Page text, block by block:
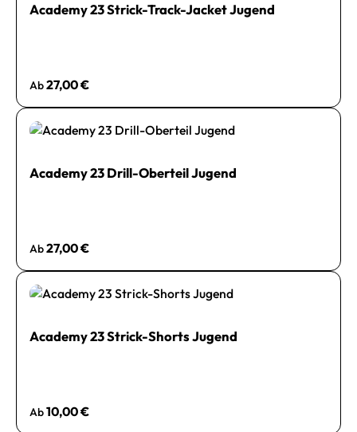
Academy 23 Strick-Track-Jacket Jugend
Regulärer Preis:
Ab27,00 €
Academy 23 Drill-Oberteil Jugend
Regulärer Preis:
Ab27,00 €
Academy 23 Strick-Shorts Jugend
Regulärer Preis:
Ab10,00 €